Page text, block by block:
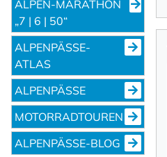
ALPEN-MARATHON
„7 | 6 | 50“
ALPENPÄSSE-
ATLAS
ALPENPÄSSE
MOTORRADTOUREN
ALPENPÄSSE-BLOG